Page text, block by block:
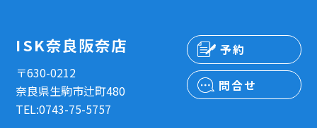
ISK奈良阪奈店
〒630-0212
奈良県生駒市辻町480
TEL:0743-75-5757
予約
問合せ